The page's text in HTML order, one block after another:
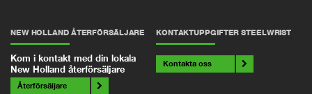
NEW HOLLAND ÅTERFÖRSÄLJARE
Kom i kontakt med din lokala
New Holland återförsäljare
Återförsäljare
KONTAKTUPPGIFTER STEELWRIST
Kontakta oss